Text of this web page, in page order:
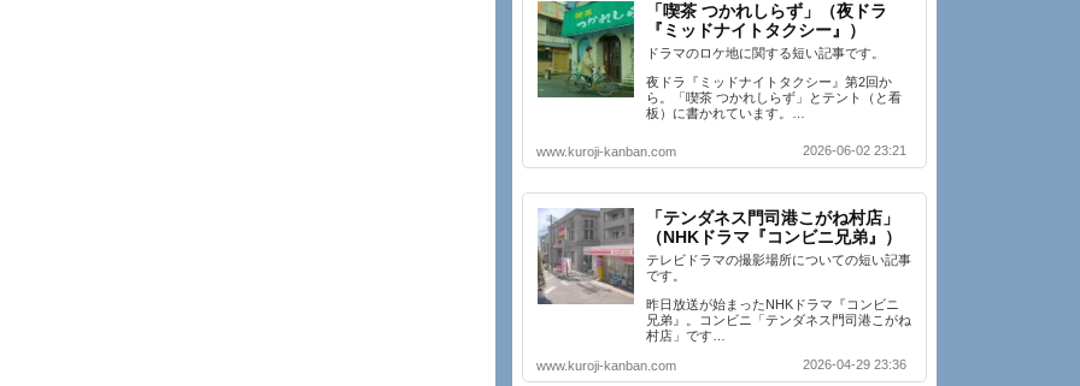
「喫茶 つかれしらず」（夜ドラ
『ミッドナイトタクシー』）
ドラマのロケ地に関する短い記事です。
夜ドラ『ミッドナイトタクシー』第2回か
ら。「喫茶 つかれしらず」とテント（と看
板）に書かれています。…
www.kuroji-kanban.com 2026-06-02 23:21
「テンダネス門司港こがね村店」
（NHKドラマ『コンビニ兄弟』）
テレビドラマの撮影場所についての短い記事
です。
昨日放送が始まったNHKドラマ『コンビニ
兄弟』。コンビニ「テンダネス門司港こがね
村店」です…
www.kuroji-kanban.com 2026-04-29 23:36